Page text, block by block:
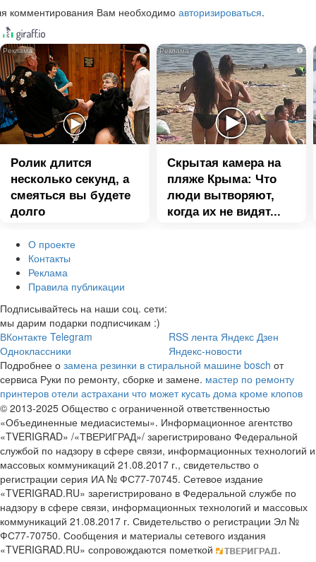
комментирования Вам необходимо авторизироваться.
i
Ролик длится
несколько секунд, а
смеяться вы будете
долго
i
Скрытая камера на
пляже Крыма: Что
люди вытворяют,
когда их не видят...
О проекте
Контакты
Реклама
Правила публикации
Подписывайтесь на наши соц. сети:
мы дарим подарки подписчикам :)
ВКонтакте Telegram
Одноклассники
RSS лента Яндекс Дзен
Яндекс-новости
Подробнее о замена резинки в стиральной машине bosch от
сервиса Руки по ремонту, сборке и замене. мастер по ремонту
принтеров отели астрахани что может кусать дома кроме клопов
© 2013-2025 Общество с ограниченной ответственностью
«Объединенные медиасистемы». Информационное агентство
«TVERIGRAD» /«ТВЕРИГРАД»/ зарегистрировано Федеральной
службой по надзору в сфере связи, информационных технологий и
массовых коммуникаций 21.08.2017 г., свидетельство о
регистрации серия ИА № ФС77-70745. Сетевое издание
«TVERIGRAD.RU» зарегистрировано в Федеральной службе по
надзору в сфере связи, информационных технологий и массовых
коммуникаций 21.08.2017 г. Свидетельство о регистрации Эл №
ФС77-70750. Сообщения и материалы сетевого издания
«TVERIGRAD.RU» сопровождаются пометкой
.